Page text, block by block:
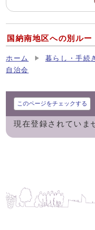
国納南地区への別ルー
ホーム 暮らし・手続
自治会
このページをチェックする
現在登録されていま